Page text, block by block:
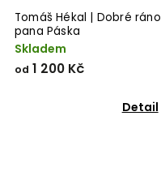
Tomáš Hékal | Dobré ráno
pana Páska
Skladem
od 1 200 Kč
Detail